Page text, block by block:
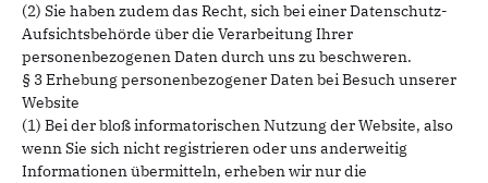
(2) Sie haben zudem das Recht, sich bei einer Datenschutz-
Aufsichtsbehörde über die Verarbeitung Ihrer
personenbezogenen Daten durch uns zu beschweren.
§ 3 Erhebung personenbezogener Daten bei Besuch unserer
Website
(1) Bei der bloß informatorischen Nutzung der Website, also
wenn Sie sich nicht registrieren oder uns anderweitig
Informationen übermitteln, erheben wir nur die